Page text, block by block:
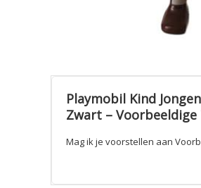
Playmobil Kind
Zwart – Voorbeeldige
Mag ik je voorstellen aan